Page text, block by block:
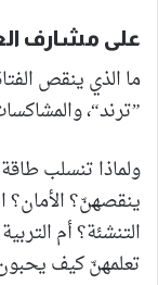
على مشارف
ما الذي ينقص
”ترند“،
ولماذا تنسلب
ينقصهنّ؟
التنشئة؟ أم
تعلمهنّ كيف